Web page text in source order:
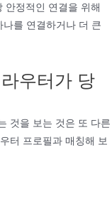
안정적인 연결을 위해
를 연결하거나 더 큰
우터가 당
것을 보는 것은 또 다른
터 프로필과 매칭해 보